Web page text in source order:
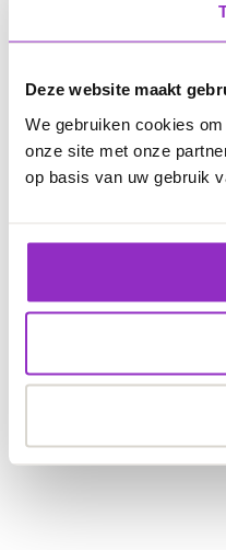
Deze website maakt
We gebruiken cookies
onze site met onze
op basis van uw gebruik